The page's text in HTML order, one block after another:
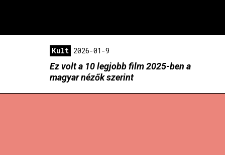
Kult 2026-01-9
Ez volt a 10 legjobb film 2025-ben a
magyar nézők szerint